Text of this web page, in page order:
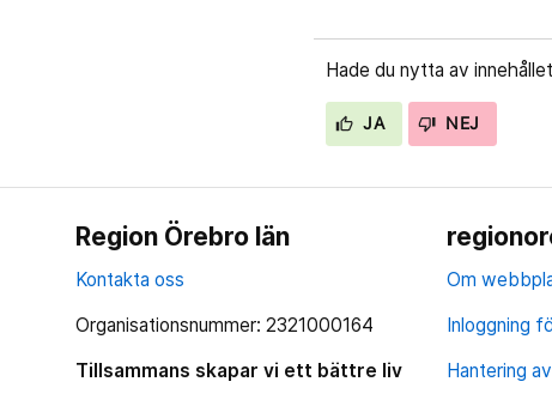
Hade du nytta av
JA NEJ
Region Örebro län
Kontakta oss
Organisationsnummer: 2321000164
Tillsammans skapar vi ett bättre liv
Om
Inloggning
Hantering